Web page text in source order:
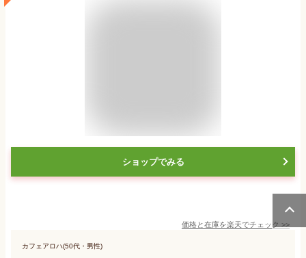
ショップでみる
価格と在庫を楽天でチェック >>
カフェアロハ(50代・男性)